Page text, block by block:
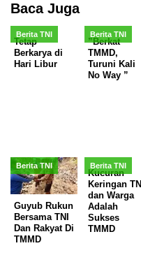
Baca Juga
Berita TNI
Tetap
Berkarya di
Hari Libur
Berita TNI
”Berkat
TMMD,
Turuni Kali
No Way ”
Berita TNI
Guyub Rukun
Bersama TNI
Dan Rakyat Di
TMMD
Berita TNI
Kucuran
Keringan TNI
dan Warga
Adalah
Sukses
TMMD